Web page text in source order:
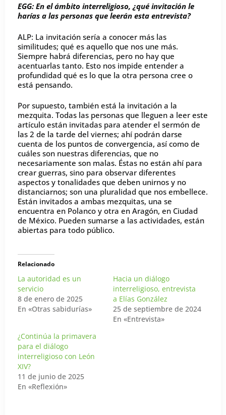
EGG: En el ámbito interreligioso, ¿qué invitación le
harías a las personas que leerán esta entrevista?
ALP: La invitación sería a conocer más las
similitudes; qué es aquello que nos une más.
Siempre habrá diferencias, pero no hay que
acentuarlas tanto. Esto nos impide entender a
profundidad qué es lo que la otra persona cree o
está pensando.
Por supuesto, también está la invitación a la
mezquita. Todas las personas que lleguen a leer este
artículo están invitadas para atender el sermón de
las 2 de la tarde del viernes; ahí podrán darse
cuenta de los puntos de convergencia, así como de
cuáles son nuestras diferencias, que no
necesariamente son malas. Éstas no están ahí para
crear guerras, sino para observar diferentes
aspectos y tonalidades que deben unirnos y no
distanciarnos; son una pluralidad que nos embellece.
Están invitados a ambas mezquitas, una se
encuentra en Polanco y otra en Aragón, en Ciudad
de México. Pueden sumarse a las actividades, están
abiertas para todo público.
Relacionado
La autoridad es un
servicio
8 de enero de 2025
En «Otras sabidurías»
Hacia un diálogo
interreligioso, entrevista
a Elías González
25 de septiembre de 2024
En «Entrevista»
¿Continúa la primavera
para el diálogo
interreligioso con León
XIV?
11 de junio de 2025
En «Reflexión»